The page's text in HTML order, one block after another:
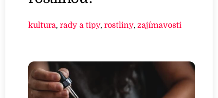
kultura,rady a tipy,rostliny,zajímavosti